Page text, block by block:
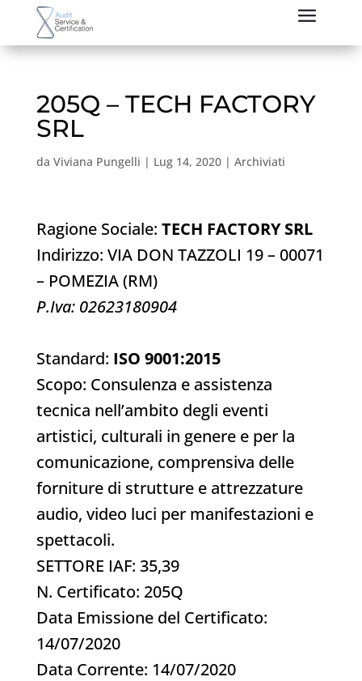
205Q – TECH FACTORY
SRL
da Viviana Pungelli | Lug 14, 2020| Archiviati
Ragione Sociale: TECH FACTORY SRL
Indirizzo: VIA DON TAZZOLI 19 – 00071
– POMEZIA (RM)
P.Iva: 02623180904
Standard: ISO 9001:2015
Scopo: Consulenza e assistenza
tecnica nell’ambito degli eventi
artistici, culturali in genere e per la
comunicazione, comprensiva delle
forniture di strutture e attrezzature
audio, video luci per manifestazioni e
spettacoli.
SETTORE IAF: 35,39
N. Certificato: 205Q
Data Emissione del Certificato:
14/07/2020
Data Corrente: 14/07/2020